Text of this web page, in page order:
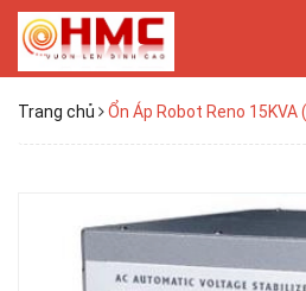
Trang chủ Ổn Áp Robot Reno 15KVA